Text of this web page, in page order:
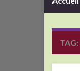
TAG: